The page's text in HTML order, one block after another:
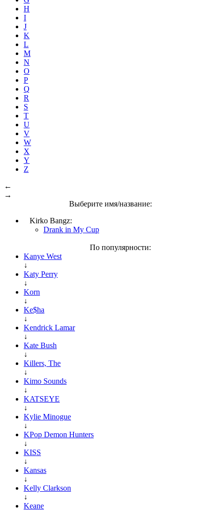
H
I
J
K
L
M
N
O
P
Q
R
S
T
U
V
W
X
Y
Z
←
→
Выберите имя/название:
Kirko Bangz:
Drank in My Cup
По популярности:
Kanye West
↓
Katy Perry
↓
Korn
↓
Ke$ha
↓
Kendrick Lamar
↓
Kate Bush
↓
Killers, The
↓
Kimo Sounds
↓
KATSEYE
↓
Kylie Minogue
↓
KPop Demon Hunters
↓
KISS
↓
Kansas
↓
Kelly Clarkson
↓
Keane